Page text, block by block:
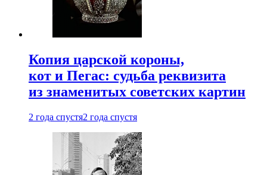
Копия царской короны,
кот и Пегас: судьба реквизита
из знаменитых советских картин
2 года спустя2 года спустя